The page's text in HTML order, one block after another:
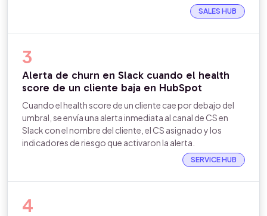
SALES HUB
3
Alerta de churn en Slack cuando el health
score de un cliente baja en HubSpot
Cuando el health score de un cliente cae por debajo del
umbral, se envía una alerta inmediata al canal de CS en
Slack con el nombre del cliente, el CS asignado y los
indicadores de riesgo que activaron la alerta.
SERVICE HUB
4